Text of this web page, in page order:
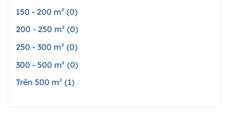
150 - 200 m² (0)
200 - 250 m² (0)
250 - 300 m² (0)
300 - 500 m² (0)
Trên 500 m² (1)